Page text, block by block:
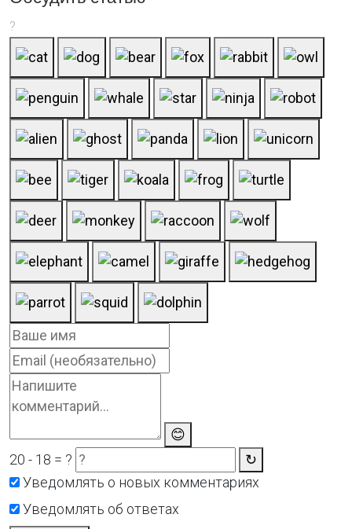
?
😊
20 - 18 = ?
↻
Уведомлять о новых комментариях
Уведомлять об ответах